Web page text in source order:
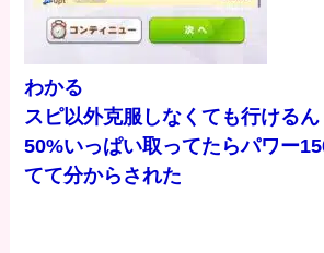
わかる
スピ以外克服しなくても行ける
50%いっぱい取ってたらパワー
てて分からされた